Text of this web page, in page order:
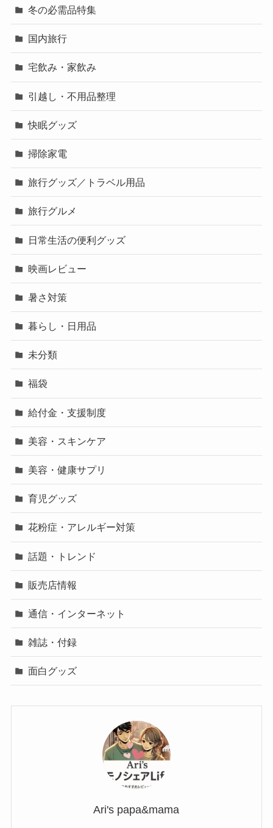
冬の必需品特集
国内旅行
宅飲み・家飲み
引越し・不用品整理
快眠グッズ
掃除家電
旅行グッズ／トラベル用品
旅行グルメ
日常生活の便利グッズ
映画レビュー
暑さ対策
暮らし・日用品
未分類
福袋
給付金・支援制度
美容・スキンケア
美容・健康サプリ
育児グッズ
花粉症・アレルギー対策
話題・トレンド
販売店情報
通信・インターネット
雑誌・付録
面白グッズ
Ari's papa&mama